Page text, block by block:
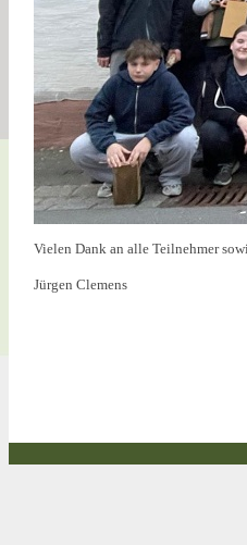
Vielen Dank an alle Teilnehmer
Jürgen Clemens